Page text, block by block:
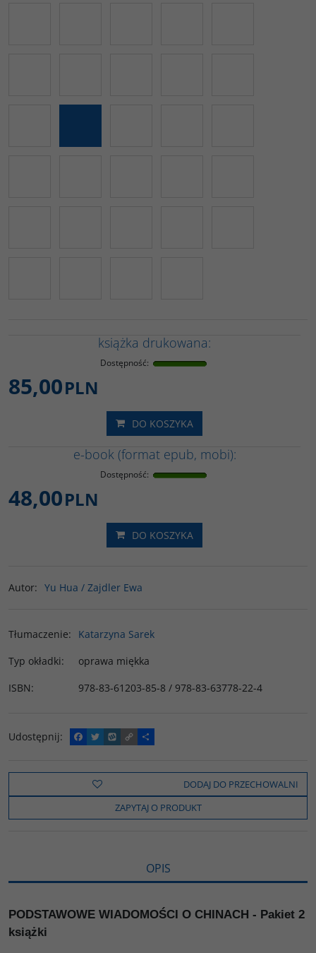
książka drukowana:
Dostępność:
85,00PLN
DO KOSZYKA
e-book (format epub, mobi):
Dostępność:
48,00PLN
DO KOSZYKA
Autor: Yu Hua / Zajdler Ewa
Tłumaczenie:
Katarzyna Sarek
Typ okładki:
oprawa miękka
ISBN: 978-83-61203-85-8 / 978-83-63778-22-4
Udostępnij:
F
a
e
o
k
T
w
t
t
e
W
y
o
C
o
y
i
n
k
P
o
z
e
l
s
DODAJ DO PRZECHOWALNI
ZAPYTAJ O PRODUKT
OPIS
PODSTAWOWE WIADOMOŚCI O CHINACH - Pakiet 2
książki